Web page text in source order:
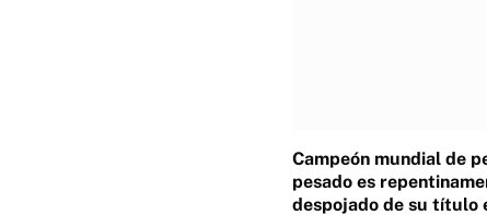
Campeón mundial de
pesado es
despojado de su título